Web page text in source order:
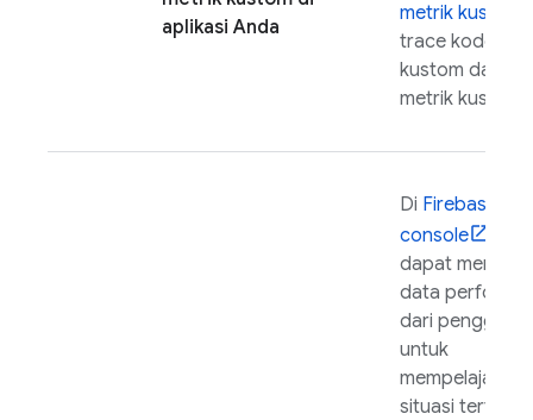
aplikasi Anda
metrik kustom
trace kode
kustom dan
metrik kustom.
Di Firebase
console
dapat
data performa
dari pengguna
untuk
mempelajari
situasi tertentu